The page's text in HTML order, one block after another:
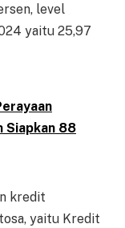
level
yaitu 25,97
Siapkan 88
kredit
yaitu Kredit